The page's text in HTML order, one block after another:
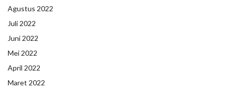
Agustus 2022
Juli 2022
Juni 2022
Mei 2022
April 2022
Maret 2022